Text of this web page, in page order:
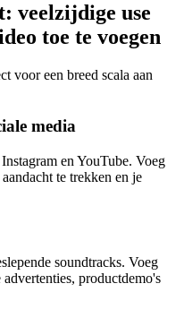
veelzijdige use
toe te voegen
voor een breed scala aan
media
en YouTube. Voeg
te trekken en je
soundtracks. Voeg
productdemo's